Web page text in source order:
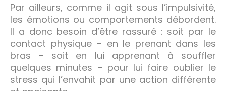
Par ailleurs, comme il agit sous l’impulsivité,
les émotions ou comportements débordent.
Il a donc besoin d’être rassuré : soit par le
contact physique – en le prenant dans les
bras – soit en lui apprenant à souffler
quelques minutes – pour lui faire oublier le
stress qui l’envahit par une action différente